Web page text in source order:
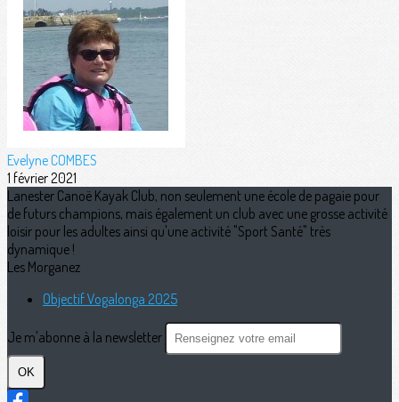
Evelyne COMBES
1 février 2021
Lanester Canoë Kayak Club, non seulement une école de pagaie pour
de futurs champions, mais également un club avec une grosse activité
loisir pour les adultes ainsi qu'une activité "Sport Santé" très
dynamique !
Les Morganez
Objectif Vogalonga 2025
Je m'abonne à la newsletter
OK